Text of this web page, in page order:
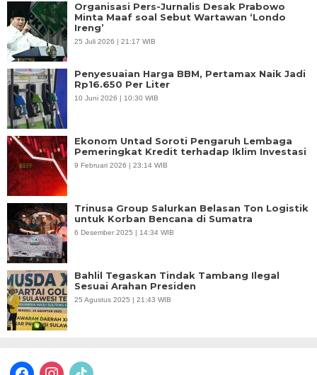
Organisasi Pers-Jurnalis Desak Prabowo
Minta Maaf soal Sebut Wartawan ‘Londo
Ireng’
25 Juli 2026 | 21:17 WIB
Penyesuaian Harga BBM, Pertamax Naik Jadi
Rp16.650 Per Liter
10 Juni 2026 | 10:30 WIB
Ekonom Untad Soroti Pengaruh Lembaga
Pemeringkat Kredit terhadap Iklim Investasi
9 Februari 2026 | 23:14 WIB
Trinusa Group Salurkan Belasan Ton Logistik
untuk Korban Bencana di Sumatra
6 Desember 2025 | 14:34 WIB
Bahlil Tegaskan Tindak Tambang Ilegal
Sesuai Arahan Presiden
25 Agustus 2025 | 21:43 WIB
facebookinstagram
tiktok